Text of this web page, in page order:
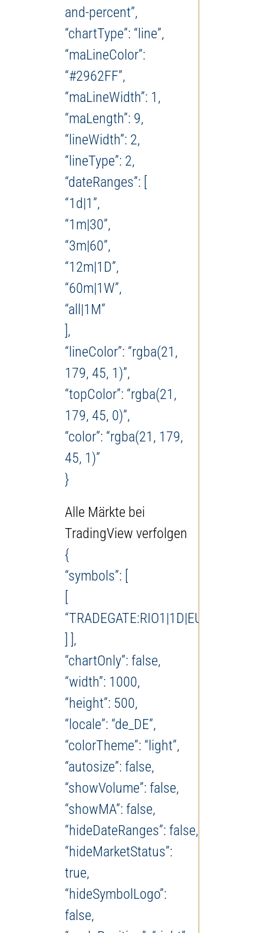
and-percent”,
“chartType”: “line”,
“maLineColor”:
“#2962FF”,
“maLineWidth”: 1,
“maLength”: 9,
“lineWidth”: 2,
“lineType”: 2,
“dateRanges”: [
“1d|1”,
“1m|30”,
“3m|60”,
“12m|1D”,
“60m|1W”,
“all|1M”
],
“lineColor”: “rgba(21,
179, 45, 1)”,
“topColor”: “rgba(21,
179, 45, 0)”,
“color”: “rgba(21, 179,
45, 1)”
}
Alle Märkte bei
TradingView verfolgen
{
“symbols”: [
“TRADEGATE:RIO1|1D|EUR”
] ],
“chartOnly”: false,
“width”: 1000,
“height”: 500,
“locale”: “de_DE”,
“colorTheme”: “light”,
“autosize”: false,
“showVolume”: false,
“showMA”: false,
“hideDateRanges”: false,
“hideMarketStatus”:
true,
“hideSymbolLogo”:
false,